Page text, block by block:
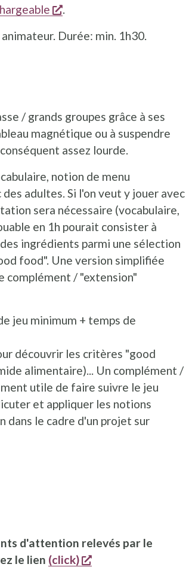
s'ouvre dans une
Durée: min. 1h30.
/ grands groupes grâce à ses
magnétique ou à suspendre
assez lourde.
notion de menu
adultes. Si l'on veut y jouer avec
sera nécessaire (vocabulaire,
en 1h pourait consister à
ingrédients parmi une sélection
food". Une version simplifiée
complément / "extension"
jeu minimum + temps de
découvrir les critères "good
alimentaire)... Un complément /
utile de faire suivre le jeu
et appliquer les notions
dans le cadre d'un projet sur
d'attention relevés par le
le lien (click) s'ouvre dans une